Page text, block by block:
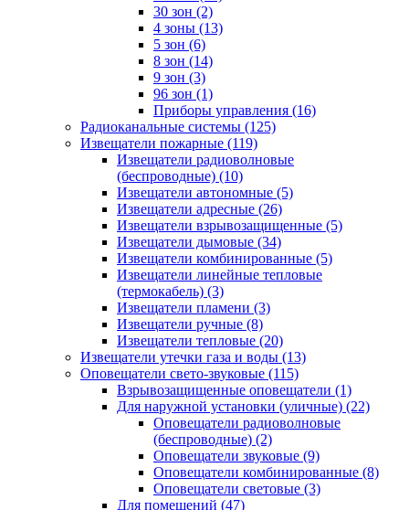
30 зон (2)
4 зоны (13)
5 зон (6)
8 зон (14)
9 зон (3)
96 зон (1)
Приборы управления (16)
Радиоканальные системы (125)
Извещатели пожарные (119)
Извещатели радиоволновые
(беспроводные) (10)
Извещатели автономные (5)
Извещатели адресные (26)
Извещатели взрывозащищенные (5)
Извещатели дымовые (34)
Извещатели комбинированные (5)
Извещатели линейные тепловые
(термокабель) (3)
Извещатели пламени (3)
Извещатели ручные (8)
Извещатели тепловые (20)
Извещатели утечки газа и воды (13)
Оповещатели свето-звуковые (115)
Взрывозащищенные оповещатели (1)
Для наружной установки (уличные) (22)
Оповещатели радиоволновые
(беспроводные) (2)
Оповещатели звуковые (9)
Оповещатели комбинированные (8)
Оповещатели световые (3)
Для помещений (47)